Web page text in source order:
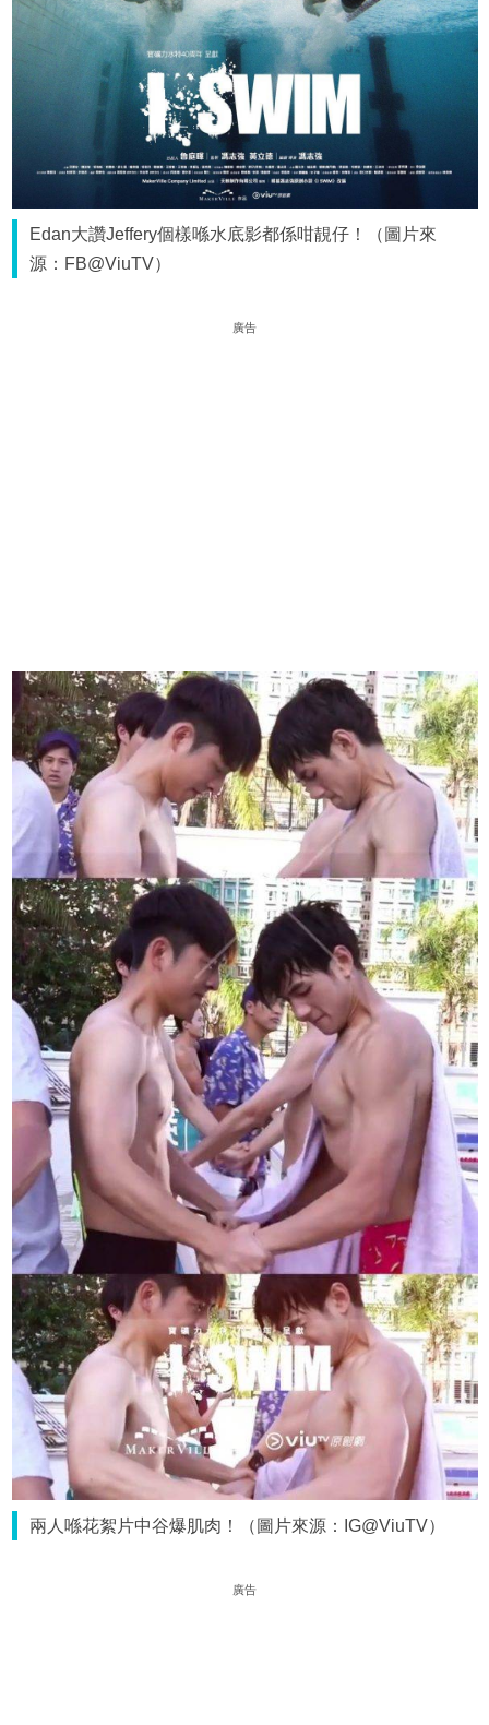
Edan大讚Jeffery個樣喺水底影都係咁靚仔！（圖片來
源：FB@ViuTV）
廣告
兩人喺花絮片中谷爆肌肉！（圖片來源：IG@ViuTV）
廣告